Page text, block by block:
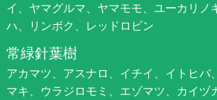
イ、ヤマグルマ、ヤマモモ、ユーカリノ
ハ、リンボク、レッドロビン
常緑針葉樹
アカマツ、アスナロ、イチイ、イトヒバ
マキ、ウラジロモミ、エゾマツ、カイヅ